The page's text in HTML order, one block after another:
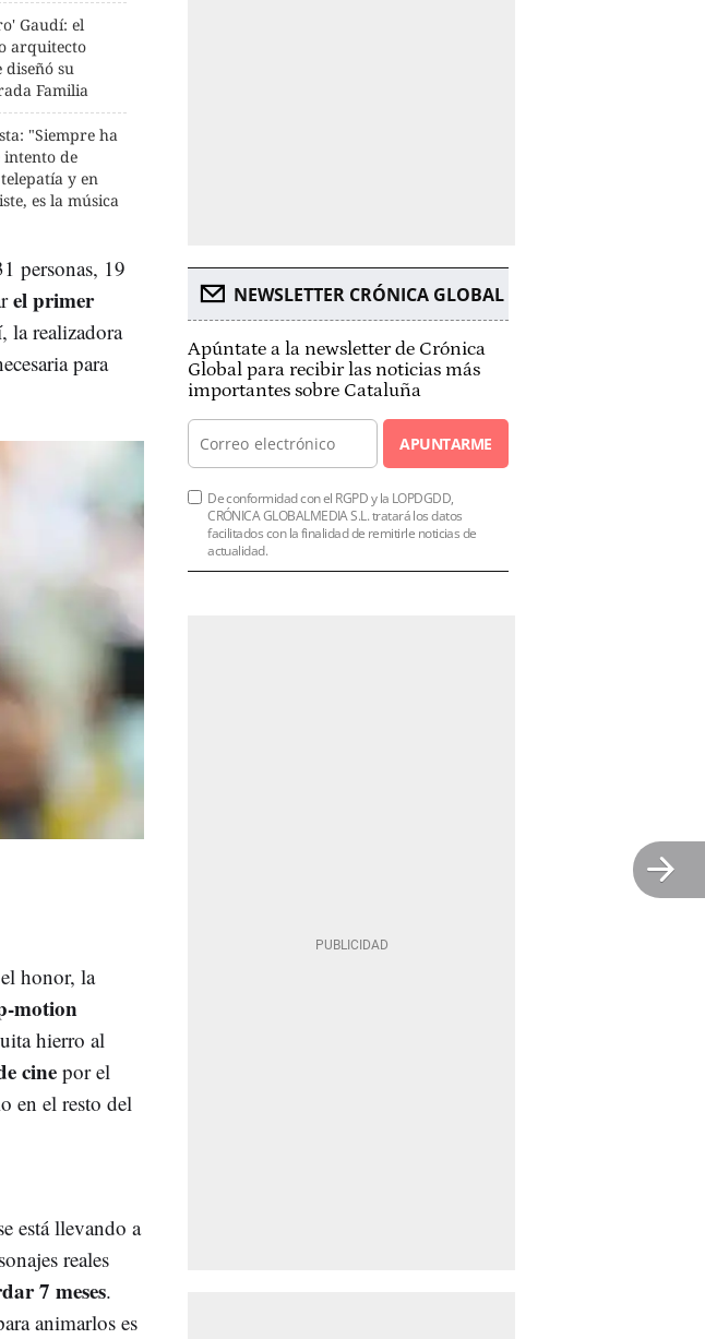
Gaudí: el
arquitecto
su
Familia
"Siempre ha
intento de
y en
es la música
personas, 19
el primer
la realizadora
para
honor, la
motion
hierro al
cinepor el
en el resto del
está llevando a
reales
7 meses.
animarlos es
NEWSLETTER CRÓNICA GLOBAL
Apúntate a la newsletter de Crónica
Global para recibir las noticias más
importantes sobre Cataluña
APUNTARME
De conformidad con el RGPD y la LOPDGDD,
CRÓNICA GLOBALMEDIA S.L. tratará los datos
facilitados con la finalidad de remitirle noticias de
actualidad.